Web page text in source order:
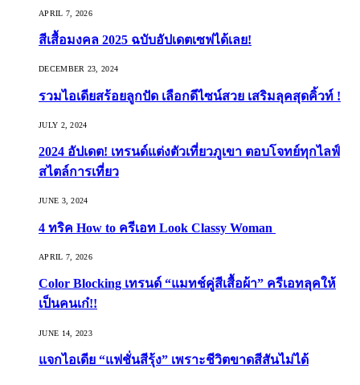
APRIL 7, 2026
สีเสื้อมงคล 2025 ฉบับอัปเดตเซฟได้เลย!
DECEMBER 23, 2024
รวมไอเดียสร้อยลูกปัด เลือกดีไซน์สวย เสริมลุคสุดคิ้วท์ !
JULY 2, 2024
2024 อัปเดต! เทรนด์แต่งตัวเที่ยวภูเขา ตอบโจทย์ทุกไลฟ์
สไตล์การเที่ยว
JUNE 3, 2024
4 ทริค How to ครีเอท Look Classy Woman
APRIL 7, 2026
Color Blocking เทรนด์ “แมทช์คู่สีเสื้อผ้า” ครีเอทลุคให้
เป็นคนเก๋!!
JUNE 14, 2023
แจกไอเดีย “แฟชั่นสีรุ้ง” เพราะชีวิตขาดสีสันไม่ได้